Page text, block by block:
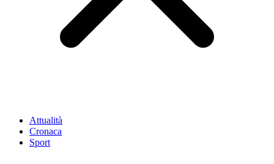
Attualità
Cronaca
Sport